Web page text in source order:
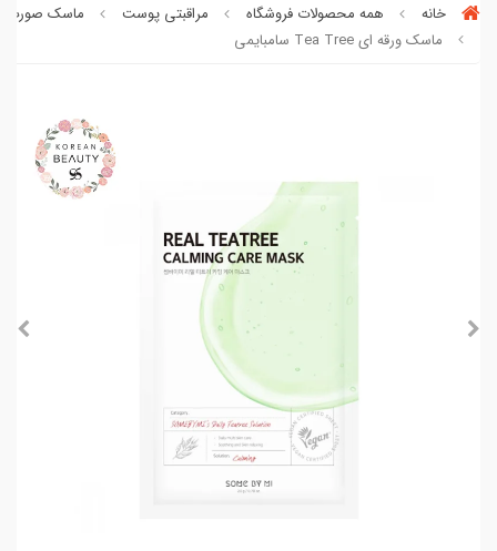
خانه همه محصولات فروشگاه مراقبتی پوست
ماسک صورت
ماسک ورقه ای Tea Tree سامبایمی